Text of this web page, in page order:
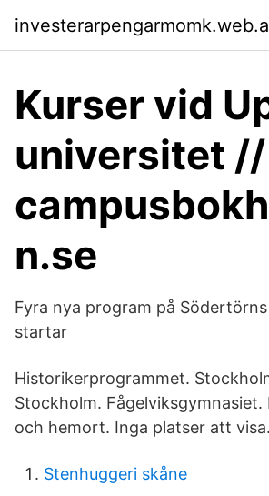
Kurser vid
universitet //
n.se
Fyra nya program på
startar
Historikerprogrammet.
Stockholm.
och hemort. Inga platser att visa.
Stenhuggeri skåne